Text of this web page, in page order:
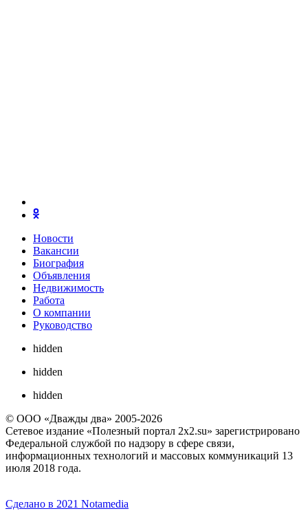
Новости
Вакансии
Биография
Объявления
Недвижимость
Работа
О компании
Руководство
hidden
hidden
hidden
© ООО «Дважды два» 2005-2026
Сетевое издание «Полезный портал 2x2.su» зарегистрировано
Федеральной службой по надзору в сфере связи,
информационных технологий и массовых коммуникаций 13
июля 2018 года.
Сделано в 2021 Notamedia